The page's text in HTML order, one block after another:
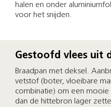
halen en onder
voor het snijden.
Gestoofd vlees uit
Braadpan met deksel.
vetstof (boter, vloeibare
combinatie) om een mooie
dan de hittebron lager